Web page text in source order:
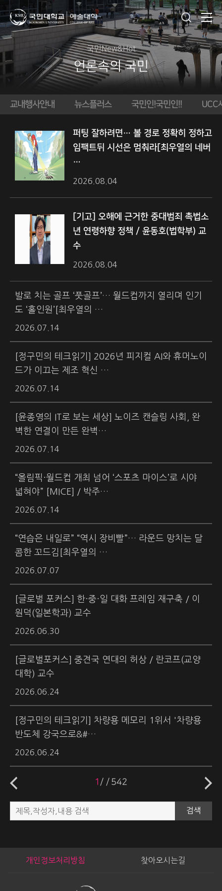
국민New&Hot
언론속의 국민
교내행사안내 뉴스플러스 국민인!국민인!! UCC
퍼팅 잘하려면… 볼 경로 정확히 정하고
임팩트뒤 시선은 멈춰라[최우열의 네버
…
2026.08.04
[기고] 오해에 근거한 중대범죄 촉법소
년 연령하향 정책 / 윤동호(법학부) 교
수
2026.08.04
발로 치는 골프 ‘풋골프’… 월드컵까지 열리며 인기
도 ‘홀인원’[최우열의 …
2026.07.14
[정구민의 테크읽기] 2026년 피지컬 AI와 휴머노이
드가 이끄는 제조 혁신 …
2026.07.14
[윤종영의 IT로 보는 세상] 노이즈 캔슬링 사회, 완
벽한 연결이 만든 완벽…
2026.07.14
“올림픽·월드컵 개최 넘어 ‘스포츠 마이스’로 시야
넓혀야” [MICE] / 박주…
2026.07.14
“연습은 내일로” “역시 장비빨”… 라운드 망치는 달
콤한 꼬드김[최우열의 …
2026.07.07
[글로벌 포커스] 한·중·일 대화 프레임 재구축 / 이
원덕(일본학과) 교수
2026.06.30
[글로벌포커스] 중견국 연대의 허상 / 란코프(교양
대학) 교수
2026.06.24
[정구민의 테크읽기] 차량용 메모리 1위서 '차량용
반도체 강국으로&#…
2026.06.24
1 / 542
검색
개인정보처리방침 찾아오시는길